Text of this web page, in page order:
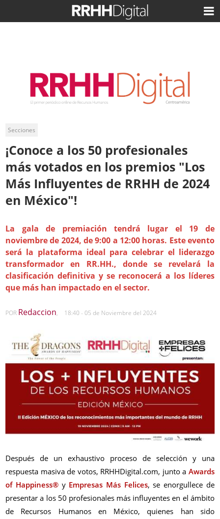
Secciones
¡Conoce a los 50 profesionales
más votados en los premios "Los
Más Influyentes de RRHH de 2024
en México"!
La gala de premiación tendrá lugar el 19 de
noviembre de 2024, de 9:00 a 12:00 horas. Este evento
será la plataforma ideal para celebrar el liderazgo
transformador en RR.HH., donde se revelará la
clasificación definitiva y se reconocerá a los líderes
que más han impactado en el sector.
POR Redaccion, 18:40 - 05 de Noviembre del 2024
Después de un exhaustivo proceso de selección y una
respuesta masiva de votos, RRHHDigital.com, junto a Awards
of Happiness®y Empresas Más Felices, se enorgullece de
presentar a los 50 profesionales más influyentes en el ámbito
de Recursos Humanos en México, quienes han sido